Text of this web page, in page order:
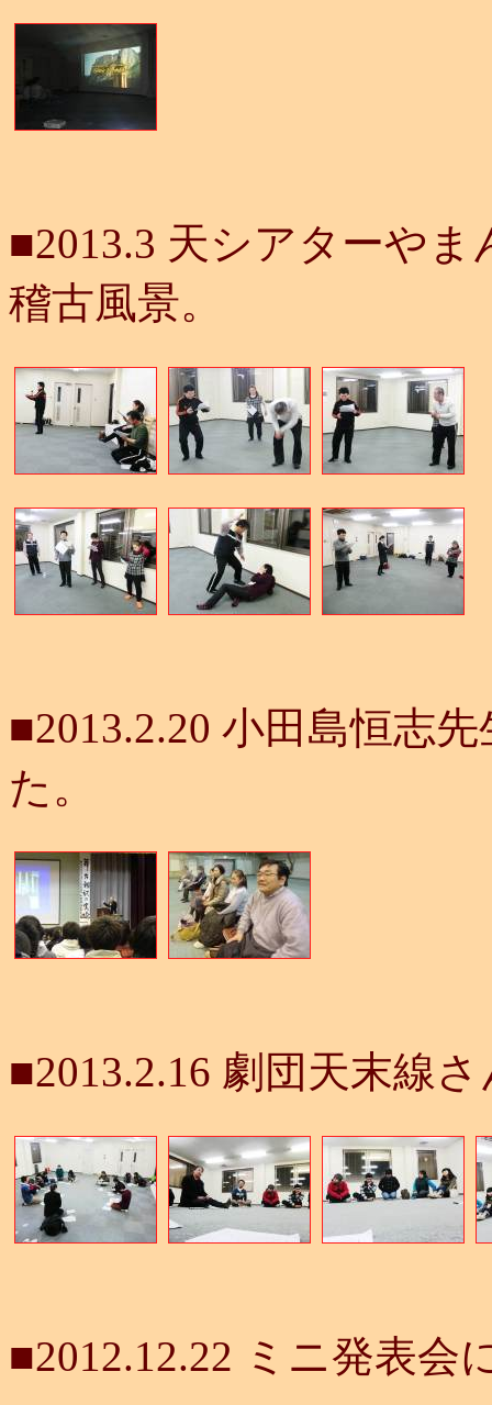
■2013.3 天シアターやま
稽古風景。
■2013.2.20 小田島恒志
た。
■2013.2.16 劇団天末線
■2012.12.22 ミニ発表会